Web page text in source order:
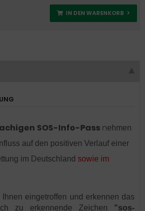
IN DEN WARENKORB
SOS-Info-Pass nehmen
auf den positiven Verlauf einer
im Deutschland sowie im
eingetroffen und erkennen das
zu erkennende Zeichen "sos-